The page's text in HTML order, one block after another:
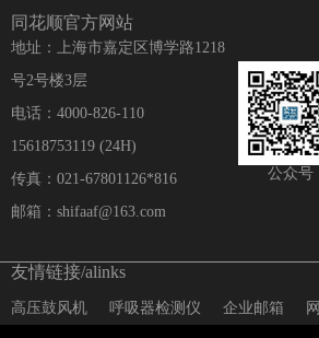
同花顺官方网站
地址：上海市嘉定区博学路1218
号2号楼3层
电话：4000-826-110
15618753119 (24H)
传真：021-67801126*816
邮箱：shifaaf@163.com
公众号
友情链接/alinks
高压鼓风机 呼吸器检测仪 企业邮箱